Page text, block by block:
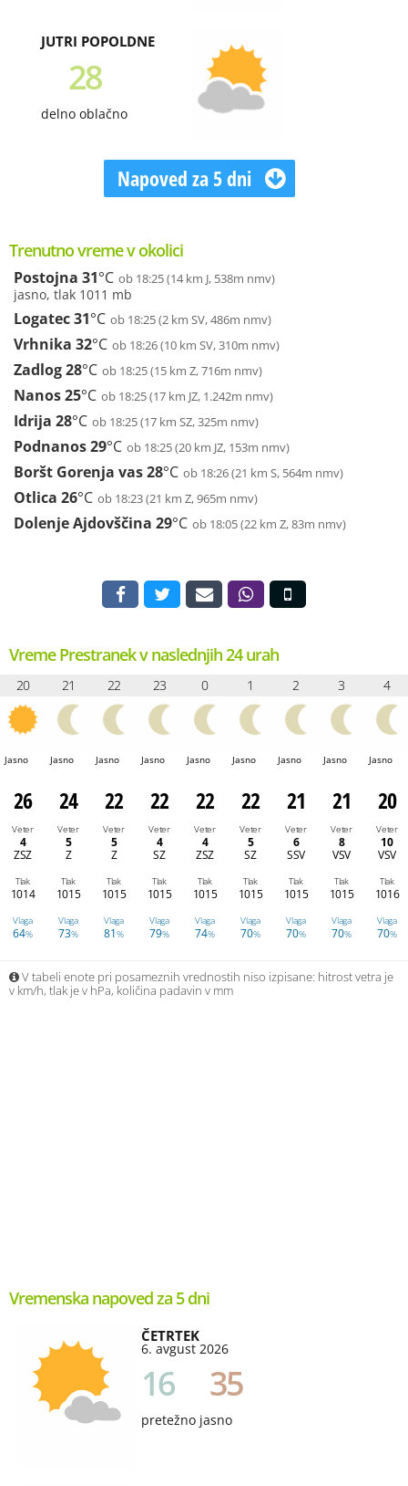
JUTRI POPOLDNE
28
delno oblačno
Napoved za 5 dni
Trenutno vreme v okolici
Postojna 31°C ob 18:25 (14 km J, 538m nmv)
jasno, tlak 1011 mb
Logatec31°C ob 18:25 (2 km SV, 486m nmv)
Vrhnika 32°C ob 18:26 (10 km SV, 310m nmv)
Zadlog28°C ob 18:25 (15 km Z, 716m nmv)
Nanos25°C ob 18:25 (17 km JZ, 1.242m nmv)
Idrija 28°C ob 18:25 (17 km SZ, 325m nmv)
Podnanos29°C ob 18:25 (20 km JZ, 153m nmv)
Boršt Gorenja vas28°C ob 18:26 (21 km S, 564m nmv)
Otlica 26°C ob 18:23 (21 km Z, 965m nmv)
Dolenje Ajdovščina 29°C ob 18:05 (22 km Z, 83m nmv)
Vreme Prestranek v naslednjih 24 urah
20 21 22 23 0 1 2 3 4
Jasno Jasno Jasno Jasno Jasno Jasno Jasno Jasno Jasno
26 24 22 22 22 22 21 21 20
Veter
4
ZSZ
Veter
5
Z
Veter
5
Z
Veter
4
SZ
Veter
4
ZSZ
Veter
5
SZ
Veter
6
SSV
Veter
8
VSV
Veter
10
VSV
Tlak
1014
Tlak
1015
Tlak
1015
Tlak
1015
Tlak
1015
Tlak
1015
Tlak
1015
Tlak
1015
Tlak
1016
Vlaga
64%
Vlaga
73%
Vlaga
81%
Vlaga
79%
Vlaga
74%
Vlaga
70%
Vlaga
70%
Vlaga
70%
Vlaga
70%
V tabeli enote pri posameznih vrednostih niso izpisane: hitrost vetra je
v km/h, tlak je v hPa, količina padavin v mm
Vremenska napoved za 5 dni
ČETRTEK
6. avgust 2026
16 35
pretežno jasno